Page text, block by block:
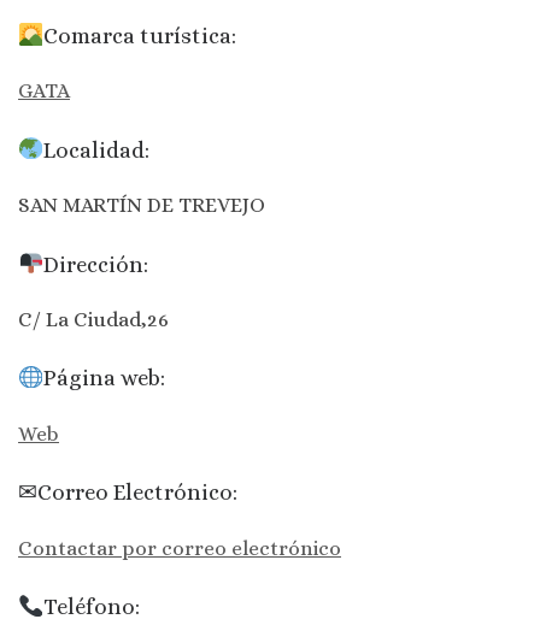
Comarca turística:
GATA
Localidad:
SAN MARTÍN DE TREVEJO
Dirección:
C/ La Ciudad,26
Página web:
Web
✉Correo Electrónico:
Contactar por correo electrónico
Teléfono: